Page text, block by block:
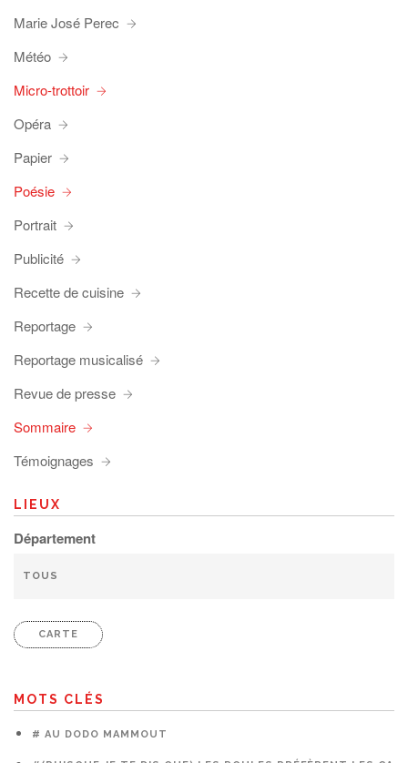
Marie José Perec
Météo
Micro-trottoir
Opéra
Papier
Poésie
Portrait
Publicité
Recette de cuisine
Reportage
Reportage musicalisé
Revue de presse
Sommaire
Témoignages
LIEUX
Département
CARTE
MOTS CLÉS
# AU DODO MAMMOUT